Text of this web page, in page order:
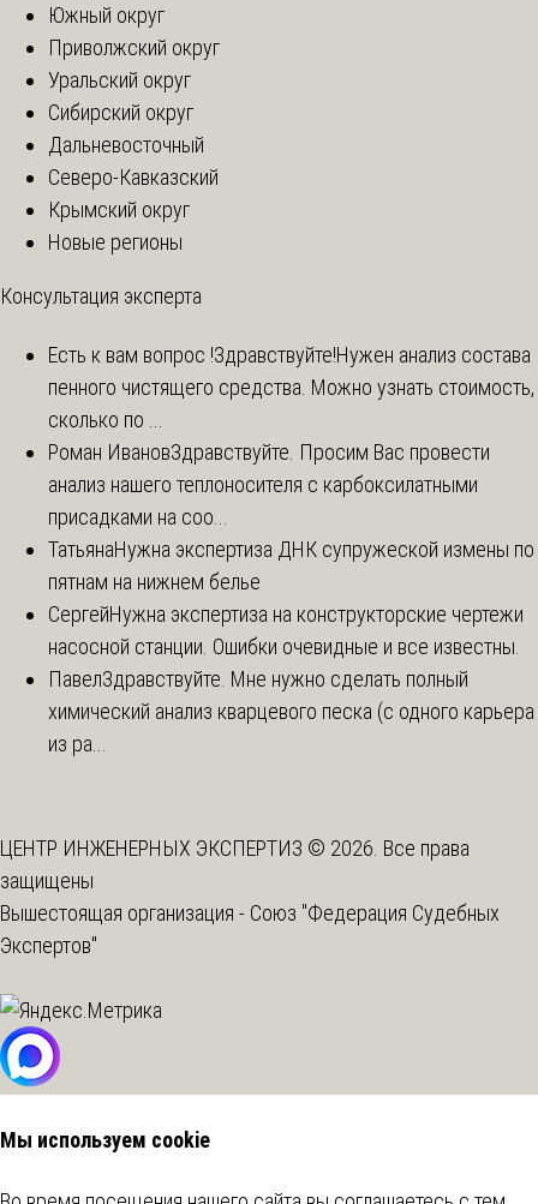
Южный округ
Приволжский округ
Уральский округ
Сибирский округ
Дальневосточный
Северо-Кавказский
Крымский округ
Новые регионы
Консультация эксперта
Есть к вам вопрос !Здравствуйте!Нужен анализ состава
пенного чистящего средства. Можно узнать стоимость,
сколько по ...
Роман ИвановЗдравствуйте. Просим Вас провести
анализ нашего теплоносителя с карбоксилатными
присадками на соо...
ТатьянаНужна экспертиза ДНК супружеской измены по
пятнам на нижнем белье
СергейНужна экспертиза на конструкторские чертежи
насосной станции. Ошибки очевидные и все известны.
ПавелЗдравствуйте. Мне нужно сделать полный
химический анализ кварцевого песка (с одного карьера
из ра...
ЦЕНТР ИНЖЕНЕРНЫХ ЭКСПЕРТИЗ © 2026. Все права
защищены
Вышестоящая организация - Союз "Федерация Судебных
Экспертов"
Мы используем cookie